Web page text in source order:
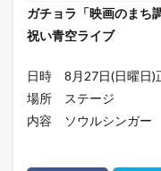
ガチョラ「映画のまち
祝い青空ライブ
日時 8月27日(日曜日)
場所 ステージ
内容 ソウルシンガ